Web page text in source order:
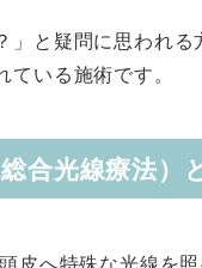
」と疑問に思われ
いる施術です。
合光線療法）